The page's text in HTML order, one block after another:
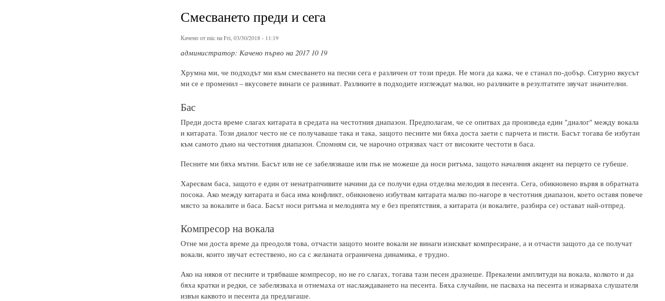
Смесването преди и сега
Качено отmicна Fri, 03/30/2018 - 11:19
администратор: Качено първо на 2017 10 19
Хрумна ми, че подходът ми към смесването на песни сега е различен от този преди. Не мога да кажа, че е станал по-добър. Сигурно вкусът
ми се е променил – вкусовете винаги се развиват. Разликите в подходите изглеждат малки, но разликите в резултатите звучат значителни.
Бас
Преди доста време слагах китарата в средата на честотния диапазон. Предполагам, че се опитвах да произведа един "диалог" между вокала
и китарата. Този диалог често не се получаваше така и така, защото песните ми бяха доста заети с парчета и писти. Басът тогава бе избутан
към самото дъно на честотния диапазон. Спомням си, че нарочно отрязвах част от високите честоти в баса.
Песните ми бяха мътни. Басът или не се забелязваше или пък не можеше да носи ритъма, защото началния акцент на перцето се губеше.
Харесвам баса, защото е един от ненатрапчивите начини да се получи една отделна мелодия в песента. Сега, обикновено вървя в обратната
посока. Ако между китарата и баса има конфликт, обикновено избутвам китарата малко по-нагоре в честотния диапазон, което оставя повече
място за вокалите и баса. Басът носи ритъма и мелодията му е без препятствия, а китарата (и вокалите, разбира се) остават най-отпред.
Компресор на вокала
Отне ми доста време да преодоля това, отчасти защото моите вокали не винаги изискват компресиране, а и отчасти защото да се получат
вокали, които звучат естествено, но са с желаната ограничена динамика, е трудно.
Ако на някоя от песните и трябваше компресор, но не го слагах, тогава тази песен дразнеше. Прекалени амплитуди на вокала, колкото и да
бяха кратки и редки, се забелязваха и отнемаха от наслаждаването на песента. Бяха случайни, не пасваха на песента и изкарваха слушателя
извън каквото и песента да предлагаше.